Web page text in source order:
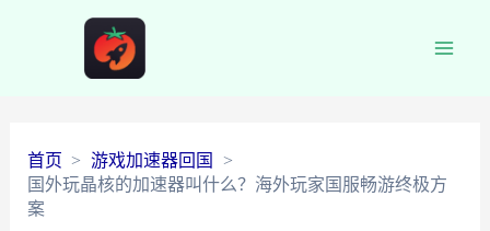
首页
游戏加速器回国
国外玩晶核的加速器叫什么？海外玩家国服畅游终极方
案